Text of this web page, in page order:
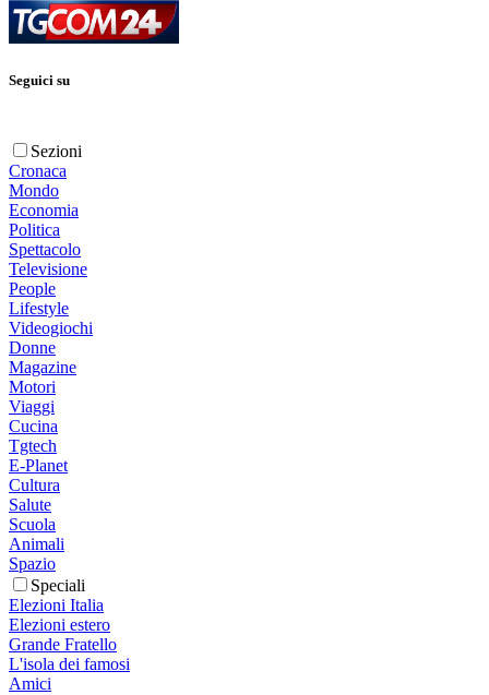
Seguici su
Sezioni
Cronaca
Mondo
Economia
Politica
Spettacolo
Televisione
People
Lifestyle
Videogiochi
Donne
Magazine
Motori
Viaggi
Cucina
Tgtech
E-Planet
Cultura
Salute
Scuola
Animali
Spazio
Speciali
Elezioni Italia
Elezioni estero
Grande Fratello
L'isola dei famosi
Amici